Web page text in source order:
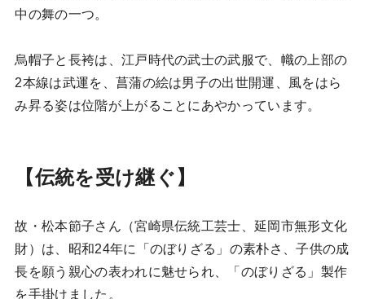
中の舞の一つ。
烏帽子と長袴は、江戸時代の武士の武服で、幟の上部の
2本線は武運を、菖蒲の絵は男子の出世開運、風をはら
み昇る姿は位階が上がることにあやかっています。
【伝統を受け継ぐ】
故・松本節子さん（宮崎県伝統工芸士、延岡市無形文化
財）は、昭和24年に「のぼりざる」の素朴さ、子供の成
長を願う親心の表われに魅せられ、「のぼりざる」製作
を手掛けました。